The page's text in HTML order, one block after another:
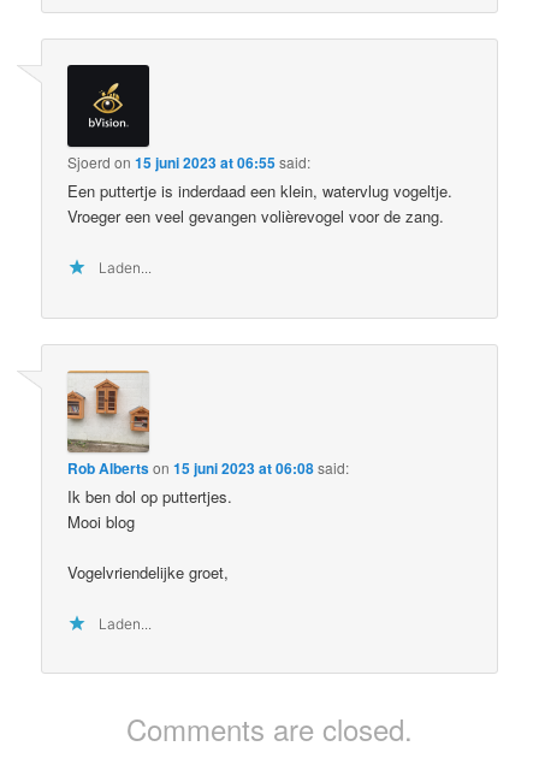
Sjoerd on15 juni 2023 at 06:55said:
Een puttertje is inderdaad een klein, watervlug vogeltje.
Vroeger een veel gevangen volièrevogel voor de zang.
Laden...
Rob Albertson15 juni 2023 at 06:08said:
Ik ben dol op puttertjes.
Mooi blog
Vogelvriendelijke groet,
Laden...
Comments are closed.